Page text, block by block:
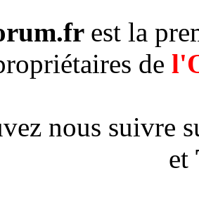
est la
de
nous suivre
et